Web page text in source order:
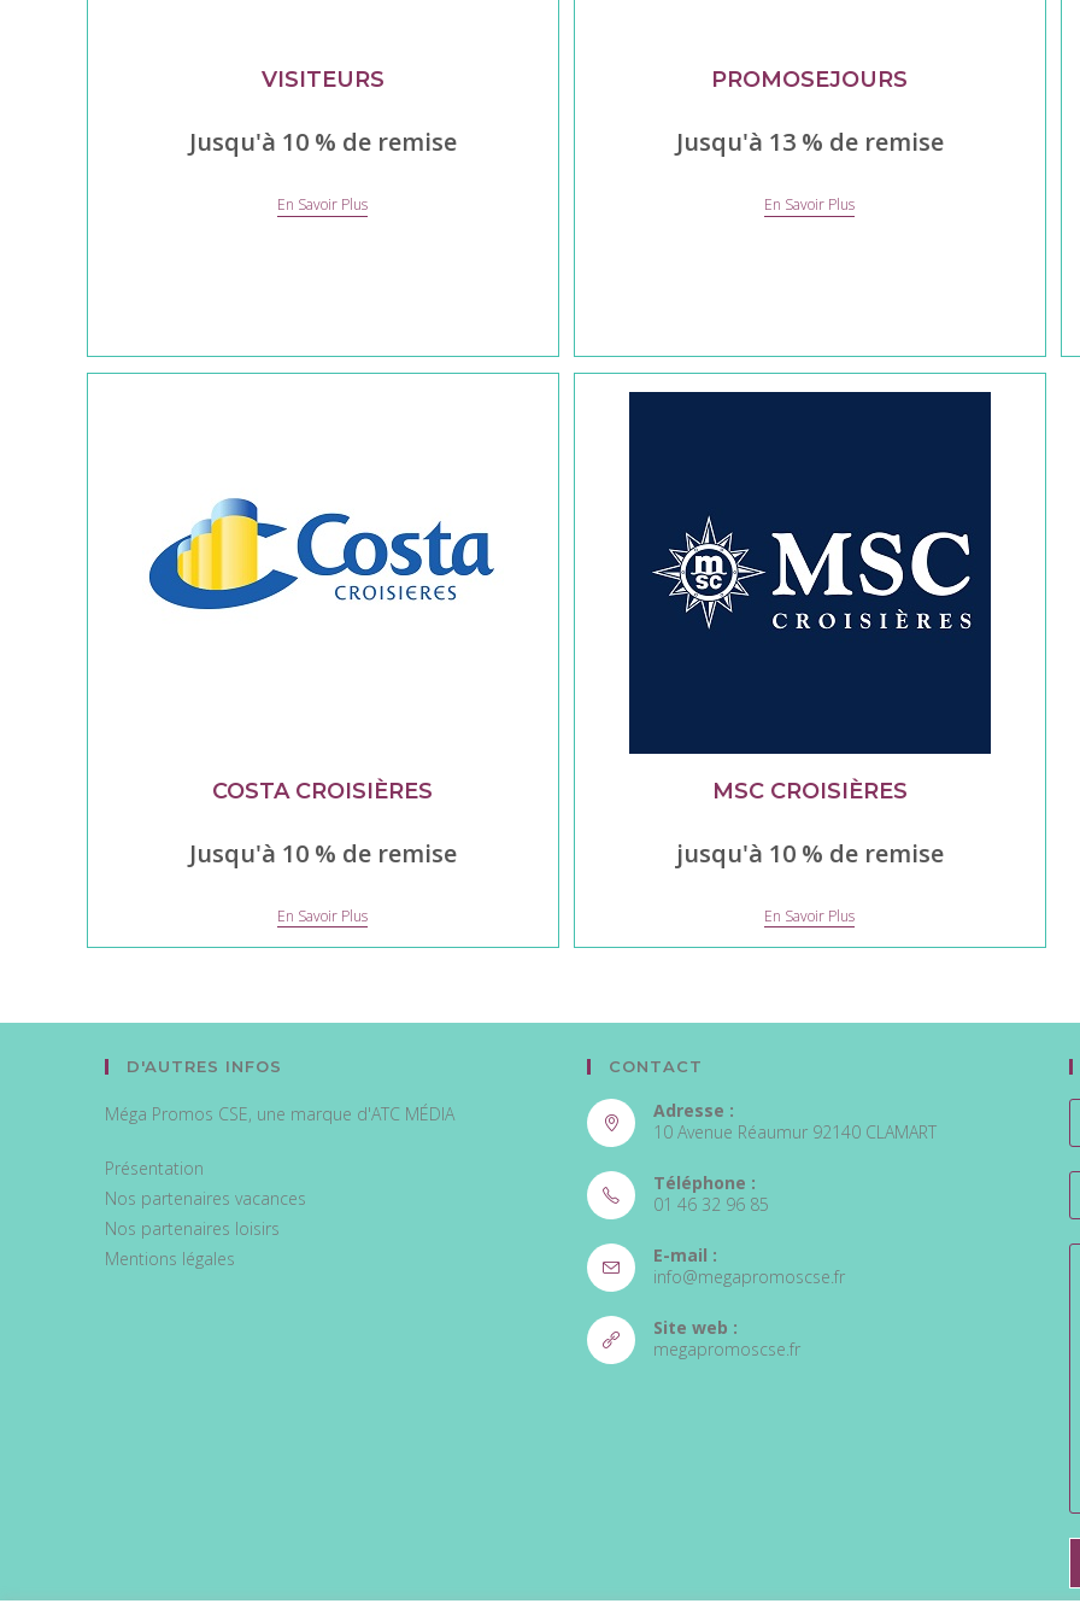
VISITEURS
Jusqu'à 10 % de remise
En Savoir PlusVISITEURS
PROMOSEJOURS
Jusqu'à 13 % de remise
En Savoir PlusPROMOSEJOURS
COSTA CROISIÈRES
Jusqu'à 10 % de remise
En Savoir PlusCosta
MSC CROISIÈRES
jusqu'à 10 % de remise
En Savoir PlusMSC
D'AUTRES INFOS
Méga Promos CSE, une marque d'ATC MÉDIA
Présentation
Nos partenaires vacances
Nos partenaires loisirs
Mentions légales
CONTACT
Adresse :
10 Avenue Réaumur 92140 CLAMART
Téléphone :
01 46 32 96 85
dans
votre
application
E-mail :
info@megapromoscse.frS’ouvre
Site web :
megapromoscse.frS’ouvre